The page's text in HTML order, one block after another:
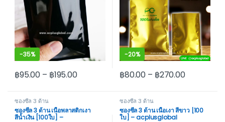
-35%
฿95.00 – ฿195.00
This product has multiple variants. The options may be
-20%
฿80.00 – ฿270.00
This product has multiple
ซองซีล 3 ด้าน
ซองซีล 3 ด้าน เนื้อพลาสติกเงา
สีน้ำเงิน [100ใบ] –
ซองซีล 3 ด้าน
ซองซีล 3 ด้าน เนื้อเงา สีขาว [100
ใบ] – acplusglobal